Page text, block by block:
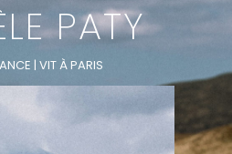
PATY
| VIT À PARIS